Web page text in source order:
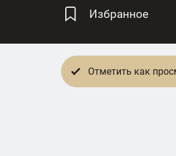
Избранное
Отметить как